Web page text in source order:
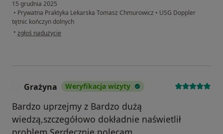
15 grudnia 2025
• Prywatna Praktyka Lekarska Tomasz Chmurowicz • USG Doppler
tętnic kończyn dolnych
• w opinii użytkownika Dawid
zgłoś nadużycie
Grażyna Weryfikacja wizyty
Bardzo uprzejmy z Bardzo dużą
wiedzą,szczegółowo dokładnie naświetlił